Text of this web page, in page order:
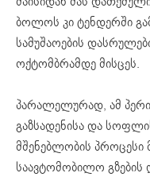
ბოლოს კი ტენდერში
სამუშაოების
ოქტომბრამდე მისცეს.
პარალელურად, ამ
გაზსადენისა და
მშენებლობის
საავტომობილო